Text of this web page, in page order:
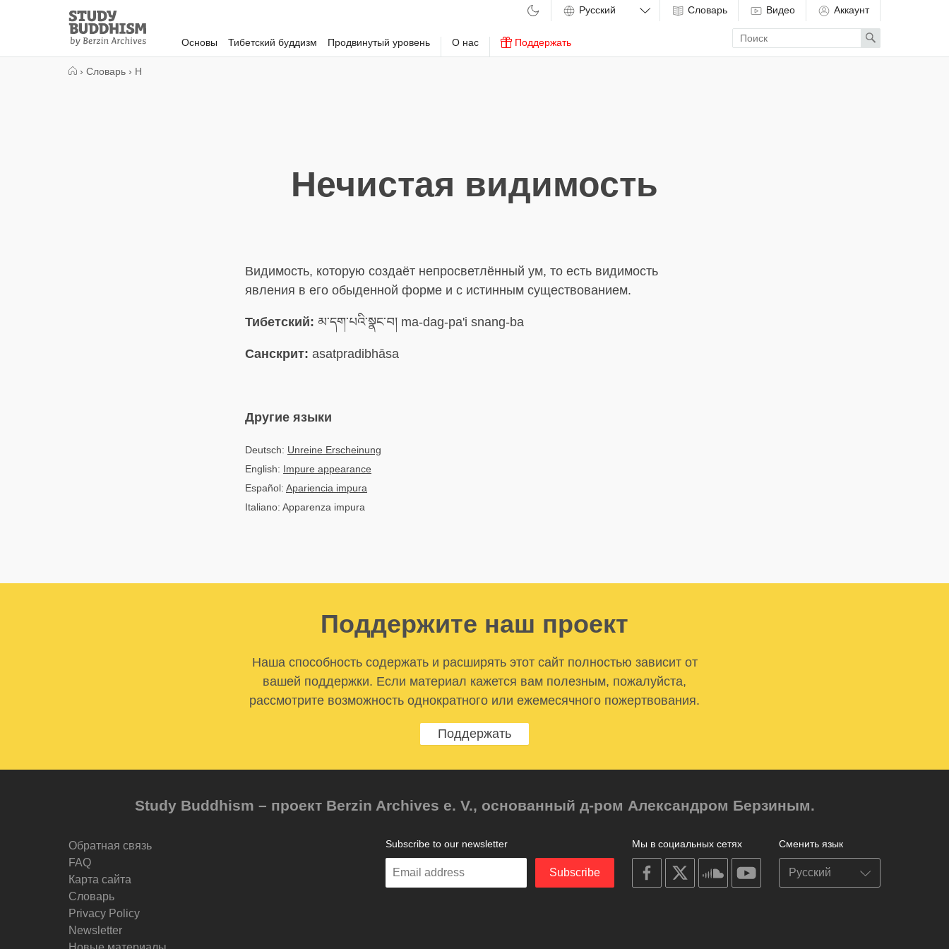
Study
Buddhism
Home
Основы Тибетский буддизм Продвинутый уровень О нас Поддержать
Словарь Видео Аккаунт
Enter
search
term
Search
› Словарь › Н
Нечистая видимость
Видимость, которую создаёт непросветлённый ум, то есть видимость
явления в его обыденной форме и с истинным существованием.
Тибетский: མ་དག་པའི་སྣང་བ། ma-dag-pa'i snang-ba
Санскрит: asatpradibhāsa
Другие языки
Deutsch: Unreine Erscheinung
English: Impure appearance
Español: Apariencia impura
Italiano: Apparenza impura
Поддержите наш проект
Наша способность содержать и расширять этот сайт полностью зависит от
вашей поддержки. Если материал кажется вам полезным, пожалуйста,
рассмотрите возможность однократного или ежемесячного пожертвования.
Поддержать
Study Buddhism – проект Berzin Archives e. V., основанный д-ром Александром Берзиным.
Обратная связь
FAQ
Карта сайта
Словарь
Privacy Policy
Newsletter
Сменить язык
Мы в социальных сетях
on
facebook
on
on
soundcloudyoutube
Subscribe to our newsletter
Enter
Subscribe